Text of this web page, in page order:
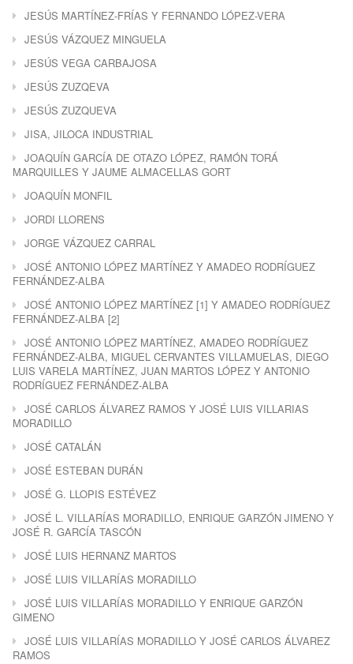
JESÚS MARTÍNEZ-FRÍAS Y FERNANDO LÓPEZ-VERA
JESÚS VÁZQUEZ MINGUELA
JESÚS VEGA CARBAJOSA
JESÚS ZUZQEVA
JESÚS ZUZQUEVA
JISA, JILOCA INDUSTRIAL
JOAQUÍN GARCÍA DE OTAZO LÓPEZ, RAMÓN TORÁ
MARQUILLES Y JAUME ALMACELLAS GORT
JOAQUÍN MONFIL
JORDI LLORENS
JORGE VÁZQUEZ CARRAL
JOSÉ ANTONIO LÓPEZ MARTÍNEZ Y AMADEO RODRÍGUEZ
FERNÁNDEZ-ALBA
JOSÉ ANTONIO LÓPEZ MARTÍNEZ [1] Y AMADEO RODRÍGUEZ
FERNÁNDEZ-ALBA [2]
JOSÉ ANTONIO LÓPEZ MARTÍNEZ, AMADEO RODRÍGUEZ
FERNÁNDEZ-ALBA, MIGUEL CERVANTES VILLAMUELAS, DIEGO
LUIS VARELA MARTÍNEZ, JUAN MARTOS LÓPEZ Y ANTONIO
RODRÍGUEZ FERNÁNDEZ-ALBA
JOSÉ CARLOS ÁLVAREZ RAMOS Y JOSÉ LUIS VILLARIAS
MORADILLO
JOSÉ CATALÁN
JOSÉ ESTEBAN DURÁN
JOSÉ G. LLOPIS ESTÉVEZ
JOSÉ L. VILLARÍAS MORADILLO, ENRIQUE GARZÓN JIMENO Y
JOSÉ R. GARCÍA TASCÓN
JOSÉ LUIS HERNANZ MARTOS
JOSÉ LUIS VILLARÍAS MORADILLO
JOSÉ LUIS VILLARÍAS MORADILLO Y ENRIQUE GARZÓN
GIMENO
JOSÉ LUIS VILLARÍAS MORADILLO Y JOSÉ CARLOS ÁLVAREZ
RAMOS